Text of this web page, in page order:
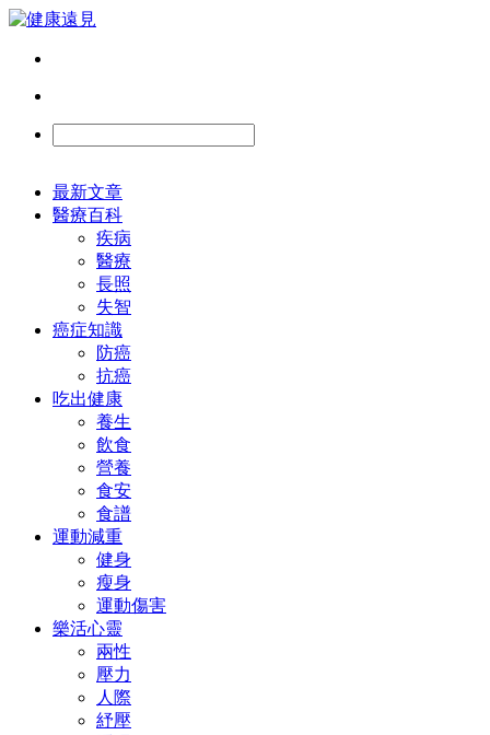
最新文章
醫療百科
疾病
醫療
長照
失智
癌症知識
防癌
抗癌
吃出健康
養生
飲食
營養
食安
食譜
運動減重
健身
瘦身
運動傷害
樂活心靈
兩性
壓力
人際
紓壓